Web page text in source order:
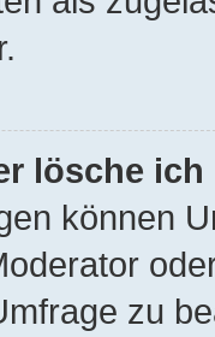
lösche
können
zu